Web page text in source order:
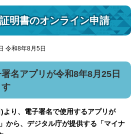
明書のオンライン申請
令和8年8月5日
署名アプリが令和8年8月25日
り、電子署名で使用するアプリが
から、デジタル庁が提供する「マイナ